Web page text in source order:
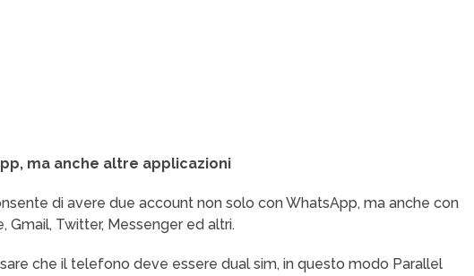
ma anche altre applicazioni
di avere due account non solo con WhatsApp, ma anche con
Gmail, Twitter, Messenger ed altri.
che il telefono deve essere dual sim, in questo modo Parallel